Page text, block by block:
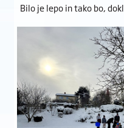
Bilo je lepo in tako bo,